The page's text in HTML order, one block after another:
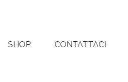
SHOP CONTATTACI